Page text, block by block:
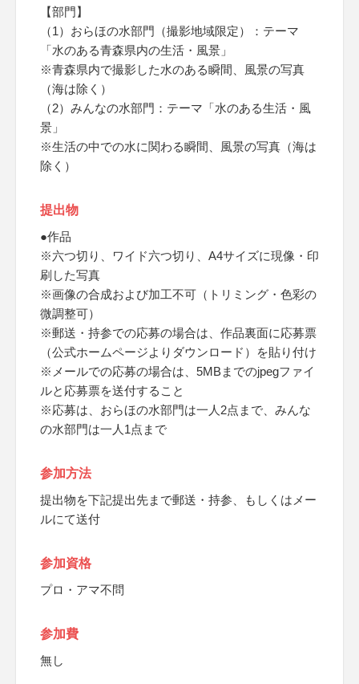
【部門】
（1）おらほの水部門（撮影地域限定）：テーマ
「水のある青森県内の生活・風景」
※青森県内で撮影した水のある瞬間、風景の写真
（海は除く）
（2）みんなの水部門：テーマ「水のある生活・風
景」
※生活の中での水に関わる瞬間、風景の写真（海は
除く）
提出物
●作品
※六つ切り、ワイド六つ切り、A4サイズに現像・印
刷した写真
※画像の合成および加工不可（トリミング・色彩の
微調整可）
※郵送・持参での応募の場合は、作品裏面に応募票
（公式ホームページよりダウンロード）を貼り付け
※メールでの応募の場合は、5MBまでのjpegファイ
ルと応募票を送付すること
※応募は、おらほの水部門は一人2点まで、みんな
の水部門は一人1点まで
参加方法
提出物を下記提出先まで郵送・持参、もしくはメー
ルにて送付
参加資格
プロ・アマ不問
参加費
無し